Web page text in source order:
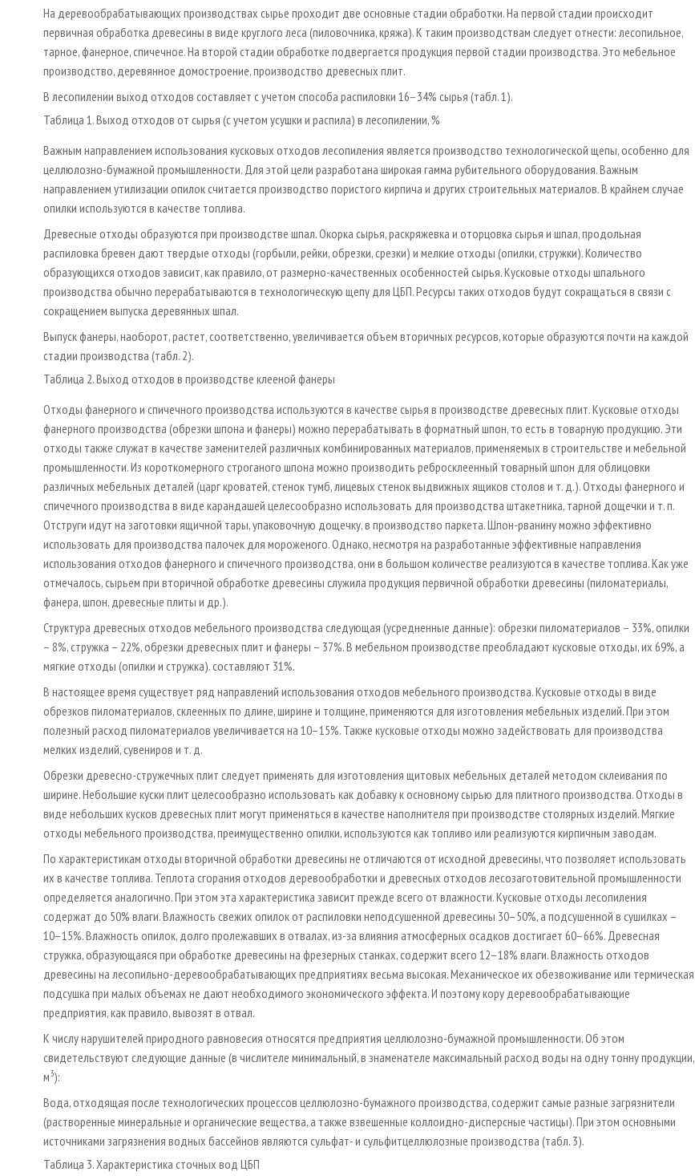
На деревообрабатывающих производствах сырье проходит две основные стадии обработки. На первой стадии происходит
первичная обработка древесины в виде круглого леса (пиловочника, кряжа). К таким производствам следует отнести: лесопильное,
тарное, фанерное, спичечное. На второй стадии обработке подвергается продукция первой стадии производства. Это мебельное
производство, деревянное домостроение, производство древесных плит.
В лесопилении выход отходов составляет с учетом способа распиловки 16–34% сырья (табл. 1).
Таблица 1. Выход отходов от сырья (с учетом усушки и распила) в лесопилении, %
Важным направлением использования кусковых отходов лесопиления является производство технологической щепы, особенно для
целлюлозно-бумажной промышленности. Для этой цели разработана широкая гамма рубительного оборудования. Важным
направлением утилизации опилок считается производство пористого кирпича и других строительных материалов. В крайнем случае
опилки используются в качестве топлива.
Древесные отходы образуются при производстве шпал. Окорка сырья, раскряжевка и оторцовка сырья и шпал, продольная
распиловка бревен дают твердые отходы (горбыли, рейки, обрезки, срезки) и мелкие отходы (опилки, стружки). Количество
образующихся отходов зависит, как правило, от размерно-качественных особенностей сырья. Кусковые отходы шпального
производства обычно перерабатываются в технологическую щепу для ЦБП. Ресурсы таких отходов будут сокращаться в связи с
сокращением выпуска деревянных шпал.
Выпуск фанеры, наоборот, растет, соответственно, увеличивается объем вторичных ресурсов, которые образуются почти на каждой
стадии производства (табл. 2).
Таблица 2. Выход отходов в производстве клееной фанеры
Отходы фанерного и спичечного производства используются в качестве сырья в производстве древесных плит. Кусковые отходы
фанерного производства (обрезки шпона и фанеры) можно перерабатывать в форматный шпон, то есть в товарную продукцию. Эти
отходы также служат в качестве заменителей различных комбинированных материалов, применяемых в строительстве и мебельной
промышленности. Из короткомерного строганого шпона можно производить ребросклеенный товарный шпон для облицовки
различных мебельных деталей (царг кроватей, стенок тумб, лицевых стенок выдвижных ящиков столов и т. д.). Отходы фанерного и
спичечного производства в виде карандашей целесообразно использовать для производства штакетника, тарной дощечки и т. п.
Отструги идут на заготовки ящичной тары, упаковочную дощечку, в производство паркета. Шпон-рванину можно эффективно
использовать для производства палочек для мороженого. Однако, несмотря на разработанные эффективные направления
использования отходов фанерного и спичечного производства, они в большом количестве реализуются в качестве топлива. Как уже
отмечалось, сырьем при вторичной обработке древесины служила продукция первичной обработки древесины (пиломатериалы,
фанера, шпон, древесные плиты и др.).
Структура древесных отходов мебельного производства следующая (усредненные данные): обрезки пиломатериалов – 33%, опилки
– 8%, стружка – 22%, обрезки древесных плит и фанеры – 37%. В мебельном производстве преобладают кусковые отходы, их 69%, а
мягкие отходы (опилки и стружка). составляют 31%.
В настоящее время существует ряд направлений использования отходов мебельного производства. Кусковые отходы в виде
обрезков пиломатериалов, склеенных по длине, ширине и толщине, применяются для изготовления мебельных изделий. При этом
полезный расход пиломатериалов увеличивается на 10–15%. Также кусковые отходы можно задействовать для производства
мелких изделий, сувениров и т. д.
Обрезки древесно-стружечных плит следует применять для изготовления щитовых мебельных деталей методом склеивания по
ширине. Небольшие куски плит целесообразно использовать как добавку к основному сырью для плитного производства. Отходы в
виде небольших кусков древесных плит могут применяться в качестве наполнителя при производстве столярных изделий. Мягкие
отходы мебельного производства, преимущественно опилки, используются как топливо или реализуются кирпичным заводам.
По характеристикам отходы вторичной обработки древесины не отличаются от исходной древесины, что позволяет использовать
их в качестве топлива. Теплота сгорания отходов деревообработки и древесных отходов лесозаготовительной промышленности
определяется аналогично. При этом эта характеристика зависит прежде всего от влажности. Кусковые отходы лесопиления
содержат до 50% влаги. Влажность свежих опилок от распиловки неподсушенной древесины 30–50%, а подсушенной в сушилках –
10–15%. Влажность опилок, долго пролежавших в отвалах, из-за влияния атмосферных осадков достигает 60–66%. Древесная
стружка, образующаяся при обработке древесины на фрезерных станках, содержит всего 12–18% влаги. Влажность отходов
древесины на лесопильно-деревообрабатывающих предприятиях весьма высокая. Механическое их обезвоживание или термическая
подсушка при малых объемах не дают необходимого экономического эффекта. И поэтому кору деревообрабатывающие
предприятия, как правило, вывозят в отвал.
К числу нарушителей природного равновесия относятся предприятия целлюлозно-бумажной промышленности. Об этом
свидетельствуют следующие данные (в числителе минимальный, в знаменателе максимальный расход воды на одну тонну продукции,
м3):
Вода, отходящая после технологических процессов целлюлозно-бумажного производства, содержит самые разные загрязнители
(растворенные минеральные и органические вещества, а также взвешенные коллоидно-дисперсные частицы). При этом основными
источниками загрязнения водных бассейнов являются сульфат- и сульфитцеллюлозные производства (табл. 3).
Таблица 3. Характеристика сточных вод ЦБП